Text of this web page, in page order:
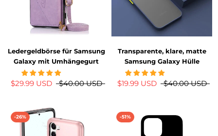
Ledergeldbörse für Samsung
Galaxy mit Umhängegurt
$29.99 USD $40.00 USD
Transparente, klare, matte
Samsung Galaxy Hülle
$19.99 USD $40.00 USD
-26% -51%